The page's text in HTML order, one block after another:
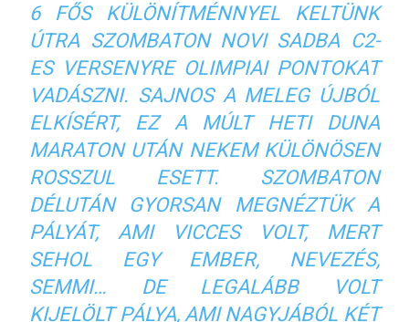
6 FŐS KÜLÖNÍTMÉNNYEL KELTÜNK
ÚTRA SZOMBATON NOVI SADBA C2-
ES VERSENYRE OLIMPIAI PONTOKAT
VADÁSZNI. SAJNOS A MELEG ÚJBÓL
ELKÍSÉRT, EZ A MÚLT HETI DUNA
MARATON UTÁN NEKEM KÜLÖNÖSEN
ROSSZUL ESETT. SZOMBATON
DÉLUTÁN GYORSAN MEGNÉZTÜK A
PÁLYÁT, AMI VICCES VOLT, MERT
SEHOL EGY EMBER, NEVEZÉS,
SEMMI… DE LEGALÁBB VOLT
KIJELÖLT PÁLYA, AMI NAGYJÁBÓL KÉT